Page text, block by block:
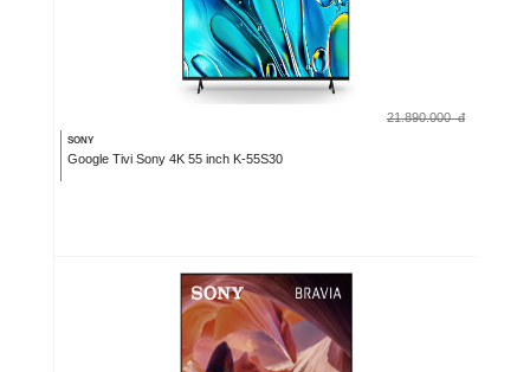
21.890.000 đ
SONY
Google Tivi Sony 4K 55 inch K-55S30